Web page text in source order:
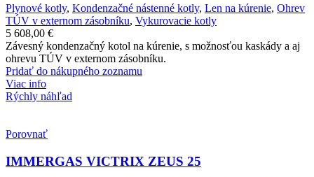
Plynové kotly, Kondenzačné nástenné kotly, Len na kúrenie, Ohrev
TÚV v externom zásobníku, Vykurovacie kotly
5 608,00 €
Závesný kondenzačný kotol na kúrenie, s možnosťou kaskády a aj
ohrevu TÚV v externom zásobníku.
Pridať do nákupného zoznamu
Viac info
Rýchly náhľad
Porovnať
IMMERGAS VICTRIX ZEUS 25